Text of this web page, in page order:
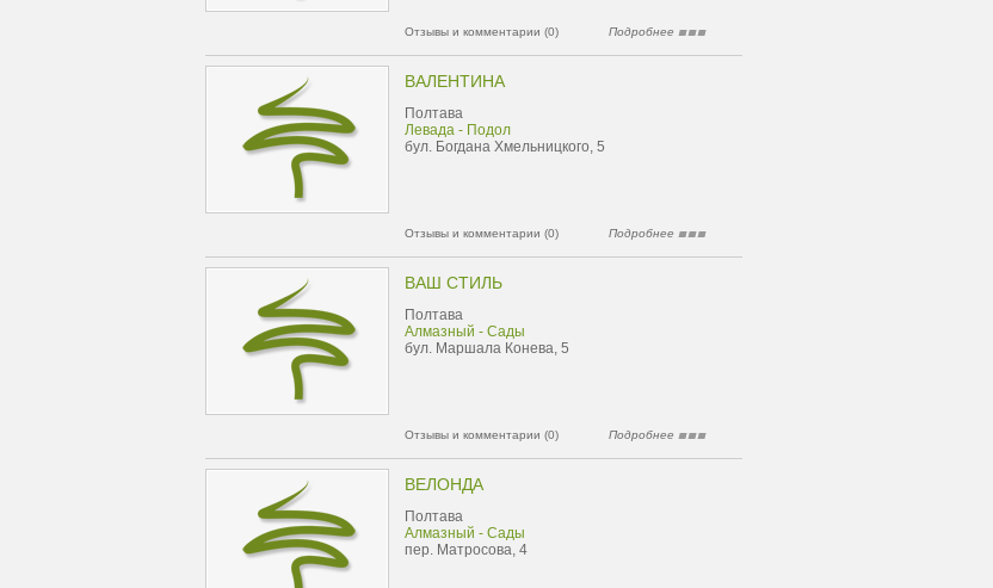
Отзывы и комментарии (0) Подробнее
ВАЛЕНТИНА
Полтава
Левада - Подол
бул. Богдана Хмельницкого, 5
Отзывы и комментарии (0) Подробнее
ВАШ СТИЛЬ
Полтава
Алмазный - Сады
бул. Маршала Конева, 5
Отзывы и комментарии (0) Подробнее
ВЕЛОНДА
Полтава
Алмазный - Сады
пер. Матросова, 4